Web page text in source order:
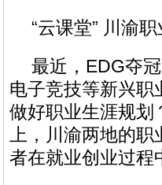
“云课堂” 川渝
最近，EDG夺
电子竞技等新兴职
做好职业生涯规划
上，川渝两地的
者在就业创业过程